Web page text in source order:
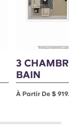
3
BAIN
À Partir De $